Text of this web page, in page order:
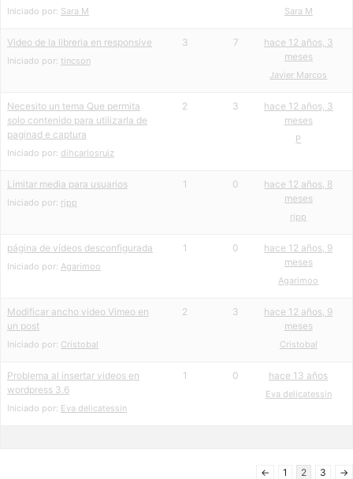
Iniciado por: Sara M Sara M
Video de la libreria en responsive
Iniciado por: tincson
3 7
hace 12 años, 3
meses
Javier Marcos
Necesito un tema Que permita
solo contenido para utilizarla de
paginad e captura
Iniciado por: dihcarlosruiz
2 3
hace 12 años, 3
meses
P
Limitar media para usuarios
Iniciado por: rjpp
1 0
hace 12 años, 8
meses
rjpp
página de vídeos desconfigurada
Iniciado por: Agarimoo
1 0
hace 12 años, 9
meses
Agarimoo
Modificar ancho video Vimeo en
un post
Iniciado por: Cristobal
2 3
hace 12 años, 9
meses
Cristobal
Problema al insertar videos en
wordpress 3.6
Iniciado por: Eva delicatessin
1 0 hace 13 años
Eva delicatessin
← 1 2 3 →